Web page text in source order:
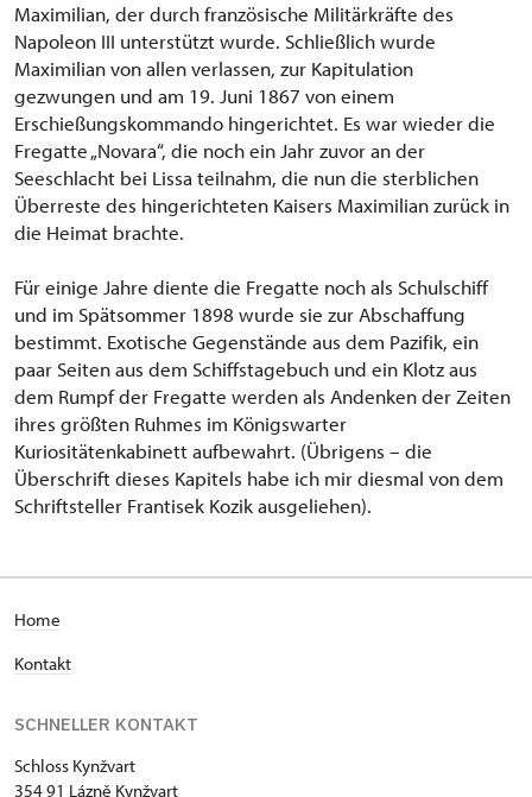
Maximilian, der durch französische Militärkräfte des
Napoleon III unterstützt wurde. Schließlich wurde
Maximilian von allen verlassen, zur Kapitulation
gezwungen und am 19. Juni 1867 von einem
Erschießungskommando hingerichtet. Es war wieder die
Fregatte „Novara“, die noch ein Jahr zuvor an der
Seeschlacht bei Lissa teilnahm, die nun die sterblichen
Überreste des hingerichteten Kaisers Maximilian zurück in
die Heimat brachte.
Für einige Jahre diente die Fregatte noch als Schulschiff
und im Spätsommer 1898 wurde sie zur Abschaffung
bestimmt. Exotische Gegenstände aus dem Pazifik, ein
paar Seiten aus dem Schiffstagebuch und ein Klotz aus
dem Rumpf der Fregatte werden als Andenken der Zeiten
ihres größten Ruhmes im Königswarter
Kuriositätenkabinett aufbewahrt. (Übrigens – die
Überschrift dieses Kapitels habe ich mir diesmal von dem
Schriftsteller Frantisek Kozik ausgeliehen).
Home
Kontakt
SCHNELLER KONTAKT
Schloss Kynžvart
354 91 Lázně Kynžvart